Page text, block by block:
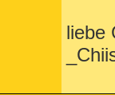
liebe